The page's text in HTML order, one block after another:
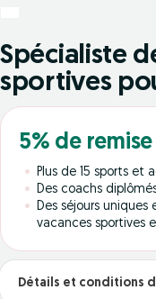
Spécialiste
sportives
5% de remise
Plus de 15 sports et
Des coachs
Des séjours uniques
vacances sportives
Détails et conditions